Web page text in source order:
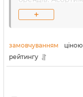
компанії-
марок. Завдяки
перевіреними
матеріалів, ви
наших товарів.
+
замовчуванням ціною
рейтингу